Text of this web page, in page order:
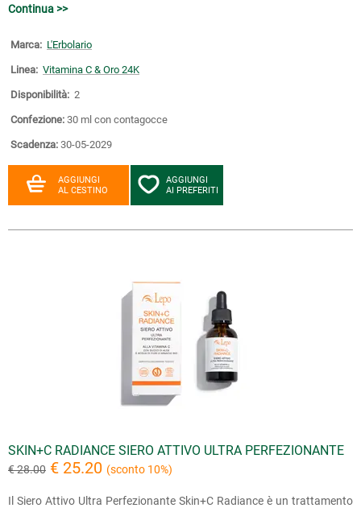
Continua >>
Marca: L'Erbolario
Linea: Vitamina C & Oro 24K
Disponibilità: 2
Confezione: 30 ml con contagocce
Scadenza: 30-05-2029
AGGIUNGI
AL CESTINO
AGGIUNGI
AI PREFERITI
SKIN+C RADIANCE SIERO ATTIVO ULTRA PERFEZIONANTE
€ 28.00 € 25.20 (sconto 10%)
Il Siero Attivo Ultra Perfezionante Skin+C Radiance è un trattamento